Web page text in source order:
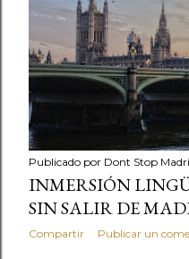
a
d
a
s
Publicado por Dont Stop
INMERSIÓN
SIN SALIR DE
Compartir Publicar un